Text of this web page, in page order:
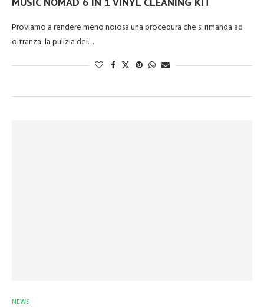
Proviamo a rendere meno noiosa una procedura che si rimanda ad
oltranza: la pulizia dei…
NEWS